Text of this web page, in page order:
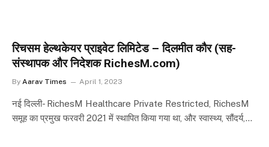
रिचसम हेल्थकेयर प्राइवेट लिमिटेड – दिलमीत कौर (सह-
संस्थापक और निदेशक RichesM.com)
By Aarav Times April 1, 2023
नई दिल्ली- RichesM Healthcare Private Restricted, RichesM
समूह का प्रमुख फरवरी 2021 में स्थापित किया गया था, और स्वास्थ्य, सौंदर्य,…